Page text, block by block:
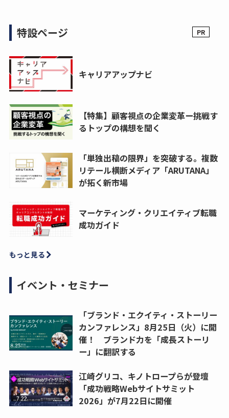
特設ページ
キャリアアップナビ
【特集】顧客視点の企業変革ー挑戦す
るトップの構想を聞く
「単独出稿の限界」を突破する。複数
リテール横断メディア「ARUTANA」
が拓く新市場
マーケティング・クリエイティブ転職
成功ガイド
もっと見る
イベント・セミナー
「ブランド・エクイティ・ストーリー
カンファレンス」8月25日（火）に開
催！ ブランド力を「成長ストーリ
ー」に翻訳する
江崎グリコ、キノトロープらが登壇
「成功戦略Webサイトサミット
2026」が7月22日に開催